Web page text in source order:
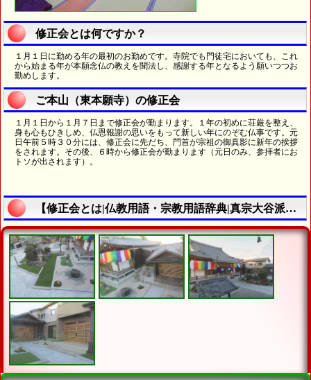
修正会とは何ですか？
１月１日に勤める年の最初のお勤めです。寺院でも門徒宅においても、これ
から始まる年が本願念仏の教えを聞法し、感謝する年となるよう願いつつお
勤めします。
ご本山（東本願寺）の修正会
１月１日から１月７日まで修正会が勤まります。１年の初めに荘厳を整え、
身も心もひきしめ、仏恩報謝の思いをもって新しい年にのぞむ仏事です。元
日午前５時３０分には、修正会に先だち、門首が宗祖の御真影に新年の挨拶
をされます。その後、６時から修正会が勤まります（元日のみ、参拝者にお
トソが出されます）。
【修正会とは|仏教用語・宗教用語辞典|真宗大谷派・東本願寺・浄土真宗西光寺】の説明終了